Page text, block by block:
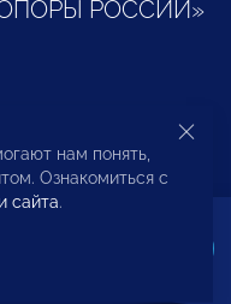
РОССИИ»
и
нам понять,
Ознакомиться с
сайта.